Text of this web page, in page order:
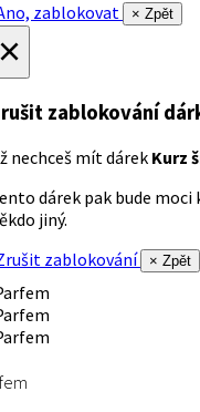
zablokovat
× Zpět
zablokování
nechceš mít dárek Kurz
dárek pak bude
jiný.
zablokování
× Zpět